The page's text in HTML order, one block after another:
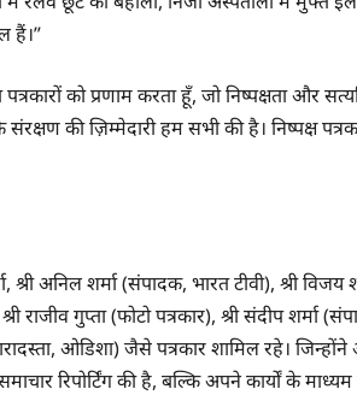
हैं।”
को प्रणाम करता हूँ, जो निष्पक्षता और
की ज़िम्मेदारी हम सभी की है। निष्पक्ष
श्री अनिल शर्मा (संपादक, भारत टीवी), श्री विजय
राजीव गुप्ता (फोटो पत्रकार), श्री संदीप शर्मा
ओडिशा) जैसे पत्रकार शामिल रहे। जिन्होंने
रिपोर्टिंग की है, बल्कि अपने कार्यों के